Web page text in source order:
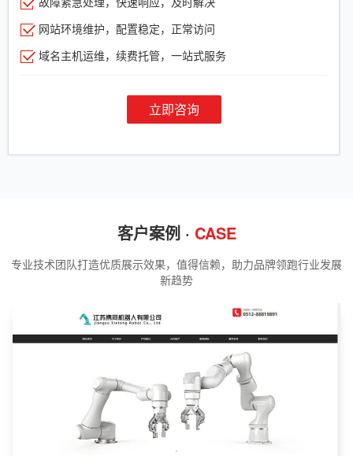
网站环境维护，配置稳定，正常访问
域名主机运维，续费托管，一站式服务
立即咨询
客户案例 · CASE
专业技术团队打造优质展示效果，值得信赖，助力品牌领跑行业发展
新趋势